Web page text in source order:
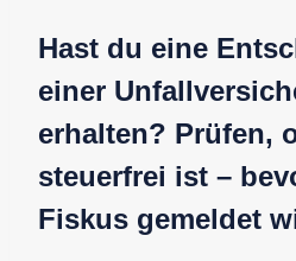
Hast du eine
einer
erhalten? Prüfen,
steuerfrei ist –
Fiskus gemeldet